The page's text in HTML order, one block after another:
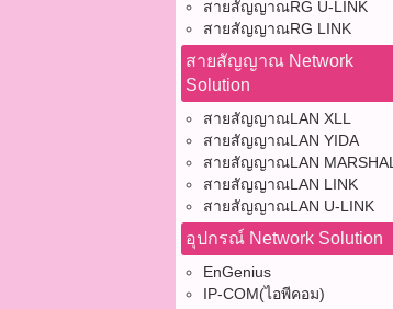
สายสัญญาณRG U-LINK
สายสัญญาณRG LINK
สายสัญญาณ Network
Solution
สายสัญญาณLAN XLL
สายสัญญาณLAN YIDA
สายสัญญาณLAN MARSHAL
สายสัญญาณLAN LINK
สายสัญญาณLAN U-LINK
อุปกรณ์ Network Solution
EnGenius
IP-COM(ไอพีคอม)